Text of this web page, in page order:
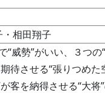
相田翔子
“威勢”がいい、３つの
待させる“張りつめた
客を納得させる“大将